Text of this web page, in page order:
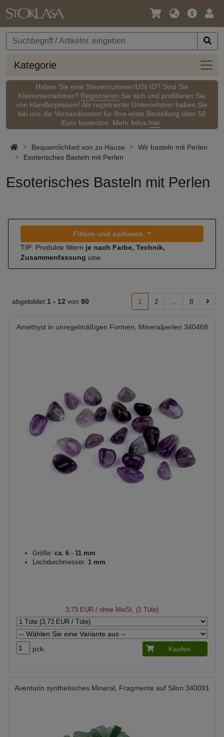
Sprache
Währung
Kategorie
Haben Sie eine Steuernummer/USt-ID? Sind Sie
Kleinunternehmer? Registrieren Sie sich und profitieren Sie
von Händlerpreisen! Als registrierter Unternehmer haben Sie
bei uns die Versandkosten für Ihre erste Bestellung über 50
Euro kostenlos. Mehr Infos hier.
Bequemlichkeit von zu Hause
Wir basteln mit Perlen
Esoterisches Basteln mit Perlen
Esoterisches Basteln mit Perlen
Filtern und sortieren
TIP: Produkte filtern je nach Farbe, Technik,
Zusammenfassung usw.
abgebildet 1 - 12 von 90 1 2 8
Amethyst in unregelmäßigen Formen, Mineralperlen 340468
Größe: ca. 6 - 11 mm
Lochdurchmesser: 1 mm
3,73 EUR / ohne MwSt. (1 Tüte)
pck. Kaufen
Aventurin synthetisches Mineral, Fragmente auf Silon 340091